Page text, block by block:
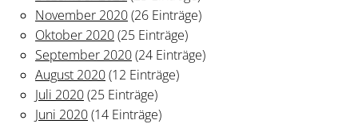
November 2020(26 Einträge)
Oktober 2020(25 Einträge)
September 2020(24 Einträge)
August 2020(12 Einträge)
Juli 2020(25 Einträge)
Juni 2020(14 Einträge)